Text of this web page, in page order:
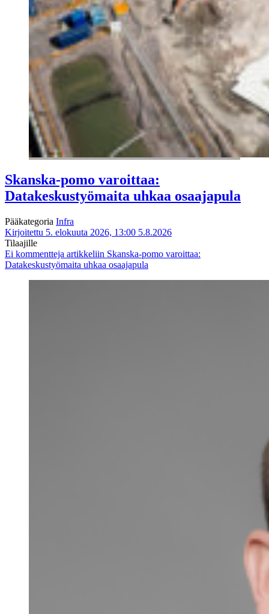
Skanska-pomo varoittaa:
Datakeskustyömaita uhkaa osaajapula
Pääkategoria Infra
Kirjoitettu 5. elokuuta 2026, 13:00 5.8.2026
Tilaajille
Ei kommentteja artikkeliin Skanska-pomo varoittaa:
Datakeskustyömaita uhkaa osaajapula